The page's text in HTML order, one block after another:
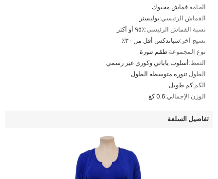
الخامة:قماش محبوك
القماش الرئيسي:بوليستر
نسبة القماش الرئيسي:٪٩٥ أو أكثر
نسيج آخر:سباندكس أقل من ٣٠٪
نوع المجموعة:طقم تنورة
النمط:أسلوب ياباني وكوري غير رسمي
الطول:تنورة متوسطة الطول
الكم:كم طويل
الوزن الإجمالي:0.6 كغ
تفاصيل السلعة